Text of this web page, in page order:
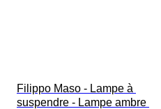
Filippo Maso - Lampe à
suspendre - Lampe ambre